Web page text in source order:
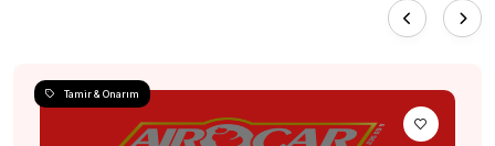
Tamir & Onarım